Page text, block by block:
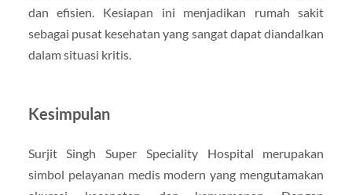
dan efisien. Kesiapan ini menjadikan rumah sakit
sebagai pusat kesehatan yang sangat dapat diandalkan
dalam situasi kritis.
Kesimpulan
Surjit Singh Super Speciality Hospital merupakan
simbol pelayanan medis modern yang mengutamakan